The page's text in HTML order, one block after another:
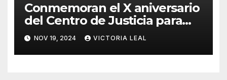
Conmemoran el X aniversario
del Centro de Justicia para
Mujeres de Hidalgo
NOV 19, 2024 VICTORIA LEAL